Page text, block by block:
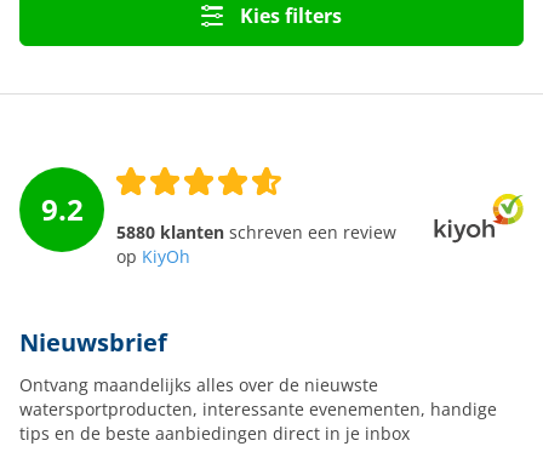
Kies filters
9.2
5880 klanten schreven een review
op KiyOh
Nieuwsbrief
Ontvang maandelijks alles over de nieuwste
watersportproducten, interessante evenementen, handige
tips en de beste aanbiedingen direct in je inbox